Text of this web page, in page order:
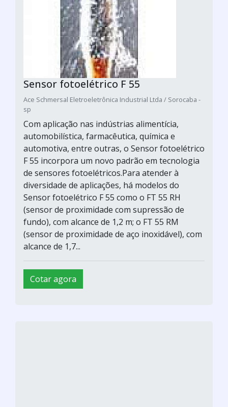
Sensor fotoelétrico F 55
Ace Schmersal Eletroeletrônica Industrial Ltda / Sorocaba -
sp
Com aplicação nas indústrias alimentícia,
automobilística, farmacêutica, química e
automotiva, entre outras, o Sensor fotoelétrico
F 55 incorpora um novo padrão em tecnologia
de sensores fotoelétricos.Para atender à
diversidade de aplicações, há modelos do
Sensor fotoelétrico F 55 como o FT 55 RH
(sensor de proximidade com supressão de
fundo), com alcance de 1,2 m; o FT 55 RM
(sensor de proximidade de aço inoxidável), com
alcance de 1,7...
Cotar agora